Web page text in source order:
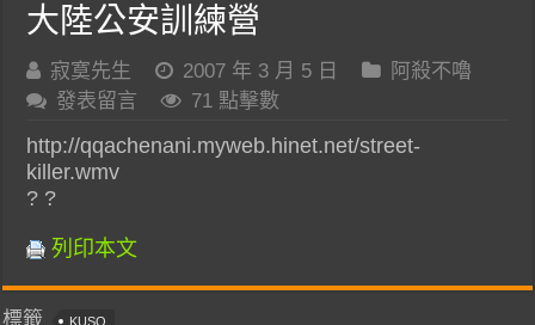
大陸公安訓練營
寂寞先生 2007 年 3 月 5 日
阿殺不嚕
發表留言
71 點擊數
http://qqachenani.myweb.hinet.net/street-
killer.wmv
? ?
列印本文
標籤 KUSO